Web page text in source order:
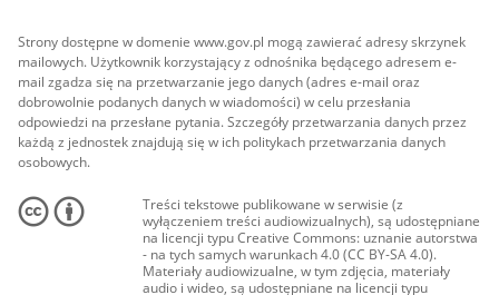
Strony dostępne w domenie www.gov.pl mogą zawierać adresy skrzynek
mailowych. Użytkownik korzystający z odnośnika będącego adresem e-
mail zgadza się na przetwarzanie jego danych (adres e-mail oraz
dobrowolnie podanych danych w wiadomości) w celu przesłania
odpowiedzi na przesłane pytania. Szczegóły przetwarzania danych przez
każdą z jednostek znajdują się w ich politykach przetwarzania danych
osobowych.
Treści tekstowe publikowane w serwisie (z
wyłączeniem treści audiowizualnych), są udostępniane
na licencji typu Creative Commons: uznanie autorstwa
- na tych samych warunkach 4.0 (CC BY-SA 4.0).
Materiały audiowizualne, w tym zdjęcia, materiały
audio i wideo, są udostępniane na licencji typu